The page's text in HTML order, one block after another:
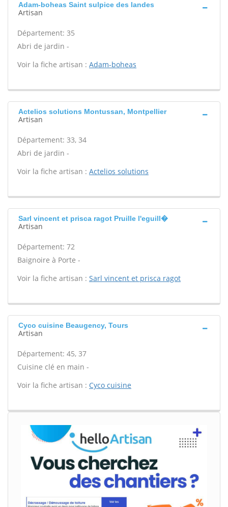
Adam-boheas Saint sulpice des landes
Artisan
Département: 35
Abri de jardin -
Voir la fiche artisan : Adam-boheas
Actelios solutions Montussan, Montpellier
Artisan
Département: 33, 34
Abri de jardin -
Voir la fiche artisan : Actelios solutions
Sarl vincent et prisca ragot Pruille l'eguill�
Artisan
Département: 72
Baignoire à Porte -
Voir la fiche artisan : Sarl vincent et prisca ragot
Cyco cuisine Beaugency, Tours
Artisan
Département: 45, 37
Cuisine clé en main -
Voir la fiche artisan : Cyco cuisine